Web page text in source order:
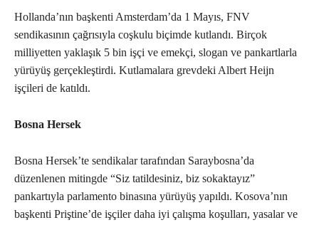
Hollanda’nın başkenti Amsterdam’da 1 Mayıs, FNV
sendikasının çağrısıyla coşkulu biçimde kutlandı. Birçok
milliyetten yaklaşık 5 bin işçi ve emekçi, slogan ve pankartlarla
yürüyüş gerçekleştirdi. Kutlamalara grevdeki Albert Heijn
işçileri de katıldı.
Bosna Hersek
Bosna Hersek’te sendikalar tarafından Saraybosna’da
düzenlenen mitingde “Siz tatildesiniz, biz sokaktayız”
pankartıyla parlamento binasına yürüyüş yapıldı. Kosova’nın
başkenti Priştine’de işçiler daha iyi çalışma koşulları, yasalar ve